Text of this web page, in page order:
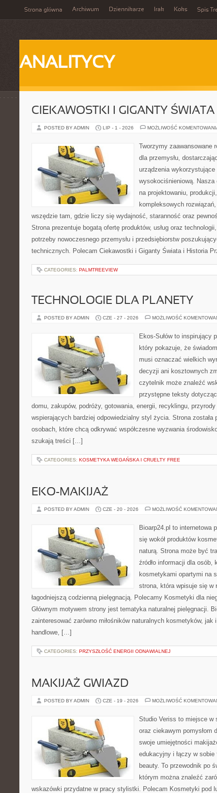
Strona główna Archiwum Dziennikarze Irak Koks Spis
ANALITYCY
CIEKAWOSTKI I GIGANTY ŚWIATA
POSTED BY ADMIN LIP - 1 - 2026 MOŻLIWOŚĆ
Tworzymy zaawansowane
dla przemysłu,
urządzenia wykorzystujące
wysokociśnieniową. Nasza
na projektowaniu,
kompleksowych
wszędzie tam, gdzie liczy się wydajność, staranność oraz
Strona prezentuje bogatą ofertę produktów, usług oraz
potrzeby nowoczesnego przemysłu i przedsiębiorstw
technicznych. Polecam Ciekawostki i Giganty Świata i Historia
CATEGORIES: PALMTREEVIEW
TECHNOLOGIE DLA PLANETY
POSTED BY ADMIN CZE - 27 - 2026 MOŻLIWOŚĆ
Ekos-Sułów to inspirujący
który pokazuje, że
musi oznaczać wielkich
decyzji ani kosztownych
czytelnik może znaleźć
przystępne teksty
domu, zakupów, podróży, gotowania, energii, recyklingu,
wspierających bardziej odpowiedzialny styl życia. Strona została
osobach, które chcą odkrywać współczesne wyzwania
szukają treści […]
CATEGORIES: KOSMETYKA WEGAŃSKA I CRUELTY FREE
EKO-MAKIJAŻ
POSTED BY ADMIN CZE - 20 - 2026 MOŻLIWOŚĆ
Bioarp24.pl to internetowa
się wokół produktów
naturą. Strona może być
źródło informacji dla osób,
kosmetykami opartymi na
strona, która wpisuje się w
łagodniejszą codzienną pielęgnacją. Polecamy Kosmetyki dla
Głównym motywem strony jest tematyka naturalnej pielęgnacji.
zainteresować zarówno miłośników naturalnych kosmetyków, jak
handlowe, […]
CATEGORIES: PRZYSZŁOŚĆ ENERGII ODNAWIALNEJ
MAKIJAŻ GWIAZD
POSTED BY ADMIN CZE - 19 - 2026 MOŻLIWOŚĆ
Studio Veriss to miejsce w
oraz ciekawym pomysłom
swoje umiejętności
edukacyjny i łączy w
beauty. To przewodnik po
którym można znaleźć
wskazówki przydatne w pracy stylistki. Polecam Kosmetyki pod